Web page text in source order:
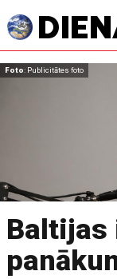
Foto: Publicitātes foto
Baltijas